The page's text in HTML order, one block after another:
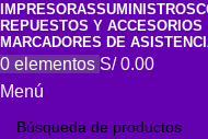
IMPRESORASSUMINISTROS
REPUESTOS Y ACCESORIOS
MARCADORES DE
0 elementos S/0.00
Menú